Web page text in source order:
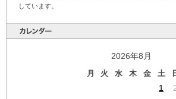
しています。
2026年8月
月 火 水 木 金 土
1